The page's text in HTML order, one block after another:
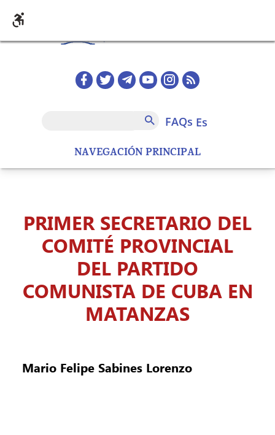
NAVEGACIÓN PRINCIPAL
Redes sociales home
FAQs
FAQs es
PRIMER SECRETARIO DEL
COMITÉ PROVINCIAL
DEL PARTIDO
COMUNISTA DE CUBA EN
MATANZAS
Mario Felipe Sabines Lorenzo